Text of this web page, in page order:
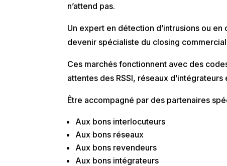
n’attend pas.
Un expert en détection d’intrusions ou
devenir spécialiste du closing
Ces marchés fonctionnent avec des
attentes des RSSI, réseaux
Être accompagné par des partenaires
Aux bons interlocuteurs
Aux bons réseaux
Aux bons revendeurs
Aux bons intégrateurs